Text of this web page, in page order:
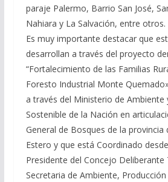
paraje Palermo, Barrio San José,
Nahiara y La Salvación, entre otros.
Es muy importante destacar que
desarrollan a través del proyecto
“Fortalecimiento de las Familias
Foresto Industrial Monte
a través del Ministerio de Ambiente
Sostenible de la Nación en
General de Bosques de la provincia
Estero y que está Coordinado
Presidente del Concejo Deliberante
Secretaria de Ambiente,